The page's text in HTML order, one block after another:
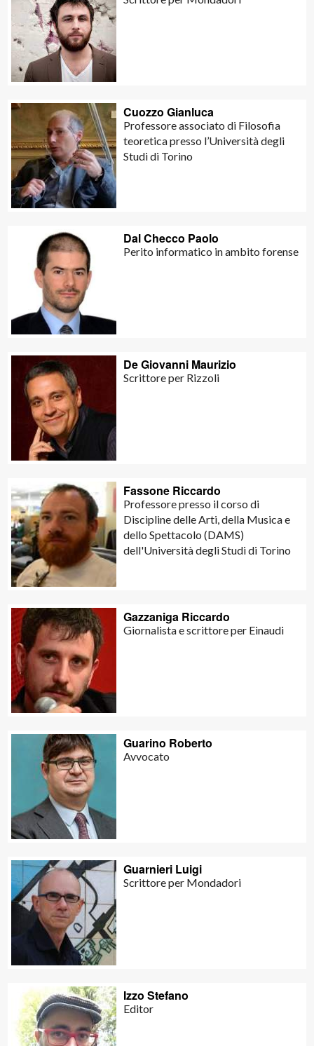
Cuozzo Gianluca
Professore associato di Filosofia
teoretica presso l’Università degli
Studi di Torino
Dal Checco Paolo
Perito informatico in ambito forense
De Giovanni Maurizio
Scrittore per Rizzoli
Fassone Riccardo
Professore presso il corso di
Discipline delle Arti, della Musica e
dello Spettacolo (DAMS)
dell'Università degli Studi di Torino
Gazzaniga Riccardo
Giornalista e scrittore per Einaudi
Guarino Roberto
Avvocato
Guarnieri Luigi
Scrittore per Mondadori
Izzo Stefano
Editor